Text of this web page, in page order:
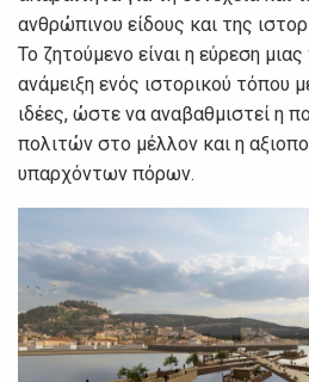
ανθρώπινου είδους και της
Το ζητούμενο είναι η εύρεση
ανάμειξη ενός ιστορικού τόπου
ιδέες, ώστε να αναβαθμιστεί η
πολιτών στο μέλλον και η
υπαρχόντων πόρων.